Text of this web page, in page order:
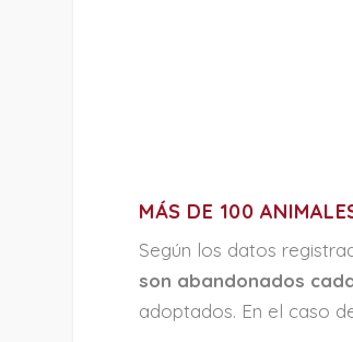
MÁS DE 100
Según los datos
son abandonados
adoptados. En el caso